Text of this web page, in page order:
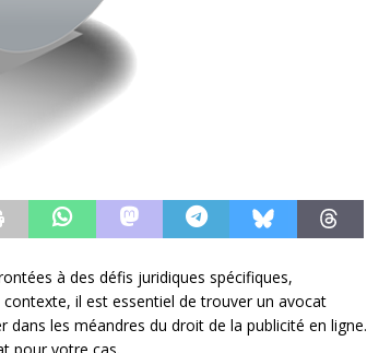
à des défis juridiques spécifiques,
il est essentiel de trouver un avocat
les méandres du droit de la publicité en ligne.